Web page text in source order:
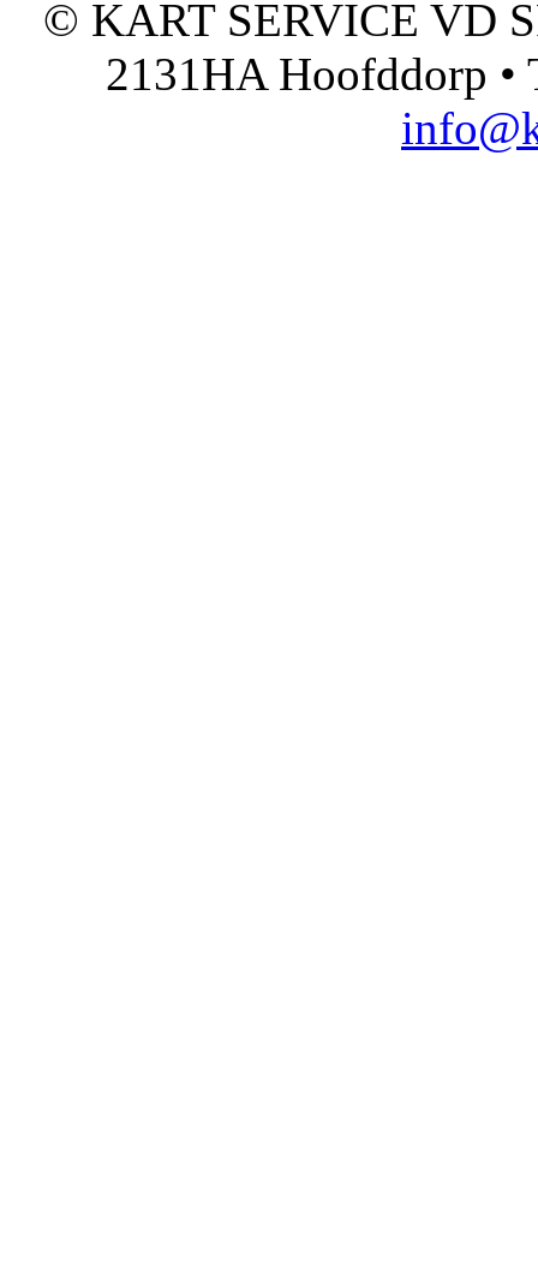
© KART SERVICE VD
2131HA Hoofddorp •